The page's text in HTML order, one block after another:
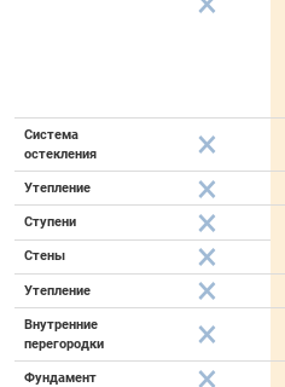
Система
остекления
Утепление
Ступени
Стены
Утепление
Внутренние
перегородки
Фундамент